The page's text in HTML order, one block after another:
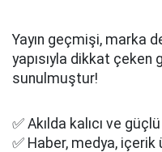
Yayın geçmişi, marka
yapısıyla dikkat
sunulmuştur!
✅ Akılda kalıcı ve
✅ Haber, medya, içerik